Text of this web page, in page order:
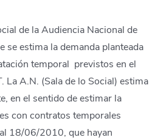
de la Audiencia Nacional de
estima la demanda planteada
temporal previstos en el
A.N. (Sala de lo Social) estima
en el sentido de estimar la
con contratos temporales
18/06/2010, que hayan